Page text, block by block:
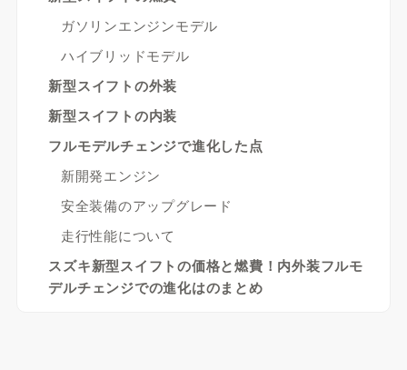
ガソリンエンジンモデル
ハイブリッドモデル
新型スイフトの外装
新型スイフトの内装
フルモデルチェンジで進化した点
新開発エンジン
安全装備のアップグレード
走行性能について
スズキ新型スイフトの価格と燃費！内外装フルモ
デルチェンジでの進化はのまとめ